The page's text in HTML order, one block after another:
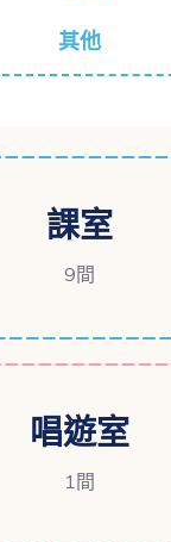
其他
課室
9間
唱遊室
1間